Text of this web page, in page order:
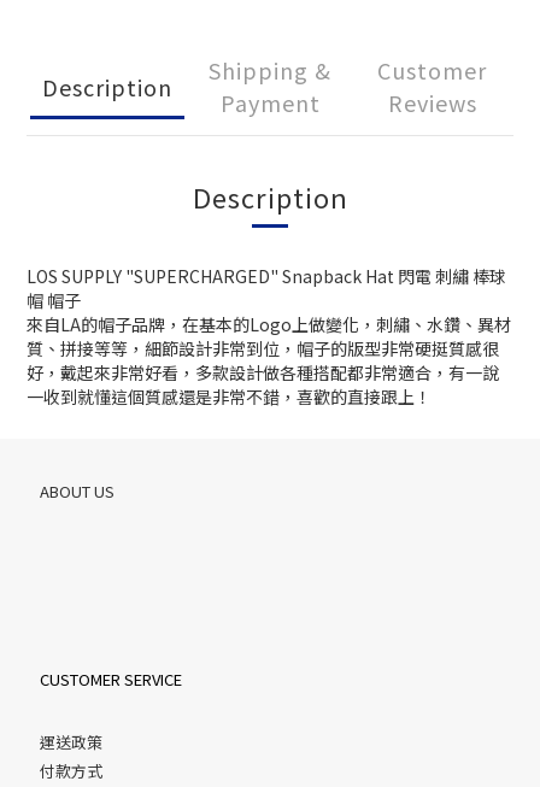
Description
Shipping &
Payment
Customer
Reviews
Description
LOS SUPPLY "SUPERCHARGED" Snapback Hat 閃電 刺繡 棒球
帽 帽子
來自LA的帽子品牌，在基本的Logo上做變化，刺繡、水鑽、異材
質、拼接等等，細節設計非常到位，帽子的版型非常硬挺質感很
好，戴起來非常好看，多款設計做各種搭配都非常適合，有一說
一收到就懂這個質感還是非常不錯，喜歡的直接跟上！
ABOUT US
CUSTOMER SERVICE
運送政策
付款方式